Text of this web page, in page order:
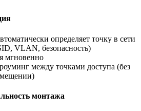
определяет точку в сети
VLAN, безопасность)
мгновенно
между точками доступа (без
монтажа